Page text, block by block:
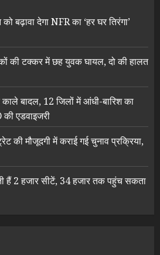
बढ़ावा देगा NFR का ‘हर घर तिरंगा’
की टक्कर में छह युवक घायल, दो की हालत
बादल, 12 जिलों में आंधी-बारिश का
एडवाइजरी
की मौजूदगी में कराई गई चुनाव प्रक्रिया,
हैं 2 हजार सीटें, 34 हजार तक पहुंच सकता